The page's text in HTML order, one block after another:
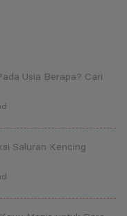
Usia Berapa? Cari
Saluran Kencing